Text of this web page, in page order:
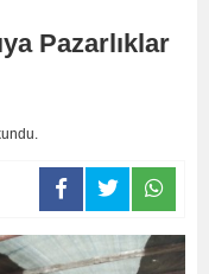
Pazarlıklar